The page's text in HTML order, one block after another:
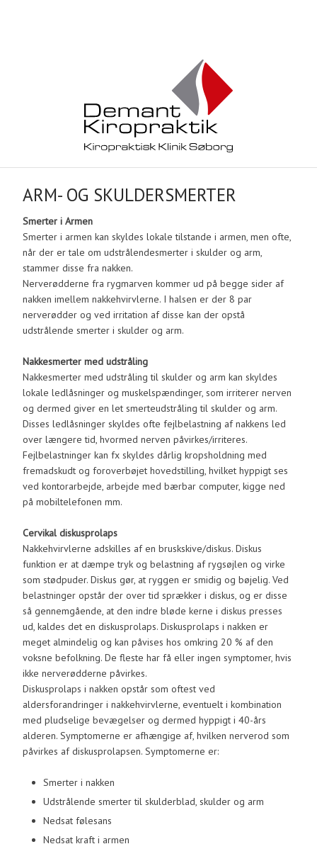
​ARM- OG SKULDERSMERTER
Smerter i Armen
Smerter i armen kan skyldes lokale tilstande i armen, men ofte,
når der er tale om udstrålendesmerter i skulder og arm,
stammer disse fra nakken.
Nerverødderne fra rygmarven kommer ud på begge sider af
nakken imellem nakkehvirvlerne. I halsen er der 8 par
nerverødder og ved irritation af disse kan der opstå
udstrålende smerter i skulder og arm.
Nakkesmerter med udstråling
Nakkesmerter med udstråling til skulder og arm kan skyldes
lokale ledlåsninger og muskelspændinger, som irriterer nerven
og dermed giver en let smerteudstråling til skulder og arm.
Disses ledlåsninger skyldes ofte fejlbelastning af nakkens led
over længere tid, hvormed nerven påvirkes/irriteres.
Fejlbelastninger kan fx skyldes dårlig kropsholdning med
fremadskudt og foroverbøjet hovedstilling, hvilket hyppigt ses
ved kontorarbejde, arbejde med bærbar computer, kigge ned
på mobiltelefonen mm.
Cervikal diskusprolaps
Nakkehvirvlerne adskilles af en bruskskive/diskus. Diskus
funktion er at dæmpe tryk og belastning af rygsøjlen og virke
som stødpuder. Diskus gør, at ryggen er smidig og bøjelig. Ved
belastninger opstår der over tid sprækker i diskus, og er disse
så gennemgående, at den indre bløde kerne i diskus presses
ud, kaldes det en diskusprolaps. Diskusprolaps i nakken er
meget almindelig og kan påvises hos omkring 20 % af den
voksne befolkning. De fleste har få eller ingen symptomer, hvis
ikke nerverødderne påvirkes.
Diskusprolaps i nakken opstår som oftest ved
aldersforandringer i nakkehvirvlerne, eventuelt i kombination
med pludselige bevægelser og dermed hyppigt i 40-års
alderen. Symptomerne er afhængige af, hvilken nerverod som
påvirkes af diskusprolapsen. Symptomerne er:
Smerter i nakken
Udstrålende smerter til skulderblad, skulder og arm
Nedsat følesans
Nedsat kraft i armen